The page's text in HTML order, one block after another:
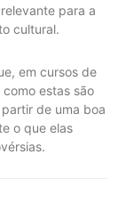
para a
cultural.
em cursos de
estas são
de uma boa
o que elas